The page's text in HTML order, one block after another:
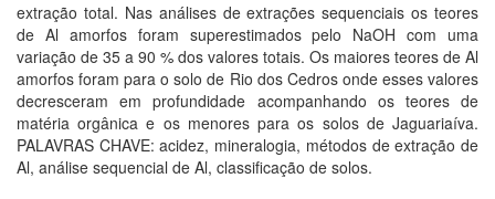
extração total. Nas análises de extrações sequenciais os teores
de Al amorfos foram superestimados pelo NaOH com uma
variação de 35 a 90 % dos valores totais. Os maiores teores de Al
amorfos foram para o solo de Rio dos Cedros onde esses valores
decresceram em profundidade acompanhando os teores de
matéria orgânica e os menores para os solos de Jaguariaíva.
PALAVRAS CHAVE: acidez, mineralogia, métodos de extração de
Al, análise sequencial de Al, classificação de solos.